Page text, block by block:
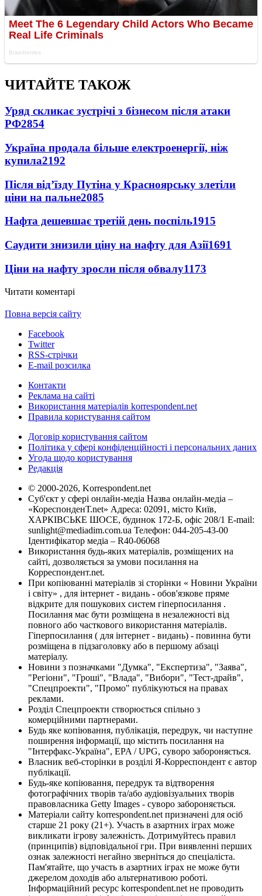
ЧИТАЙТЕ ТАКОЖ
Уряд скликає зустрічі з бізнесом після атаки
РФ2854
Україна продала більше електроенергії, ніж
купила2192
Після від’їзду Путіна у Красноярську злетіли
ціни на пальне2085
Нафта дешевшає третій день поспіль1915
Саудити знизили ціну на нафту для Азії1691
Ціни на нафту зросли після обвалу1173
Читати коментарі
Повна версія сайту
Facebook
Twitter
RSS-стрічки
E-mail розсилка
Контакти
Реклама на сайті
Використання матеріалів korrespondent.net
Правила користування сайтом
Договір користування сайтом
Політика у сфері конфіденційності і персональних даних
Угода щодо користування
Редакція
© 2000-2026, Korrespondent.net
Суб'єкт у сфері онлайн-медіа Назва онлайн-медіа –
«КореспонденТ.net» Адреса: 02091, місто Київ,
ХАРКІВСЬКЕ ШОСЕ, будинок 172-Б, офіс 208/1 E-mail:
sunlight@mediadim.com.ua Телефон: 044-205-43-00
Ідентифікатор медіа – R40-06068
Використання будь-яких матеріалів, розміщених на
сайті, дозволяється за умови посилання на
Корреспондент.net.
При копіюванні матеріалів зі сторінки « Новини України
і світу» , для інтернет - видань - обов'язкове пряме
відкрите для пошукових систем гіперпосилання .
Посилання має бути розміщена в незалежності від
повного або часткового використання матеріалів.
Гіперпосилання ( для інтернет - видань) - повинна бути
розміщена в підзаголовку або в першому абзаці
матеріалу.
Новини з позначками "Думка", "Експертиза", "Заява",
"Регіони", "Гроші", "Влада", "Вибори", "Тест-драйв",
"Спецпроекти", "Промо" публікуються на правах
реклами.
Розділ Спецпроекти створюється спільно з
комерційними партнерами.
Будь яке копіювання, публікація, передрук, чи наступне
поширення інформації, що містить посилання на
"Інтерфакс-Україна", EPA / UPG, суворо забороняється.
Власник веб-сторінки в розділі Я-Корреспондент є автор
публікації.
Будь-яке копіювання, передрук та відтворення
фотографічних творів та/або аудіовізуальних творів
правовласника Getty Images - суворо забороняється.
Матеріали сайту korrespondent.net призначені для осіб
старше 21 року (21+). Участь в азартних іграх може
викликати ігрову залежність. Дотримуйтесь правил
(принципів) відповідальної гри. При виявленні перших
ознак залежності негайно зверніться до спеціаліста.
Пам'ятайте, що участь в азартних іграх не може бути
джерелом доходів або альтернативою роботі.
Інформаційний ресурс korrespondent.net не проводить